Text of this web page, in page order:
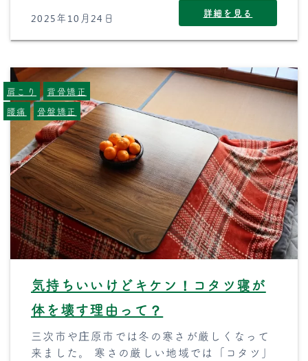
2025年10月24日 詳細を見る
気持ちいいけどキケン！コタツ寝が
体を壊す理由って？
三次市や庄原市では冬の寒さが厳しくなって
来ました。 寒さの厳しい地域では「コタツ」
肩こり
背骨矯正
腰痛
骨盤矯正